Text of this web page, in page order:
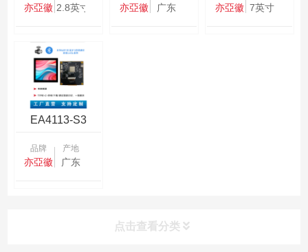
亦亞徽 2.8英寸 亦亞徽 广东 亦亞徽 7英寸
EA4113-S3
品牌
亦亞徽
产地
广东
点击查看分类